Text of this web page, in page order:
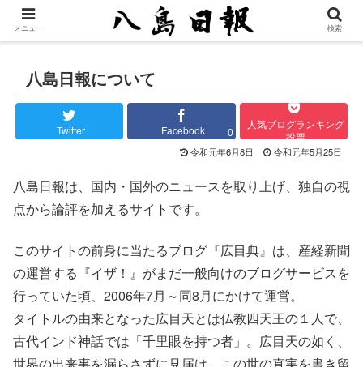
八島日報について
Twitter Facebook 0
人気ブログランキング
投票
令和元年6月8日 令和元年5月25日
八島日報は、国内・国外のニュースを取り上げ、独自の視
点から論評を加えるサイトです。
このサイトの前身に当たるブログ『広目典』は、産経新聞
の運営する『イザ！』がまだ一般向けのブログサービスを
行っていた頃、2006年7月～同8月にかけて運営。
タイトルの由来となった広目天とは仏教四天王の１人で、
古代インド神話では「千里眼を持つ者」。広目天の如く、
世界の出来事を漏らさずに見届け、この世の真実を書き留
メニュー 検索